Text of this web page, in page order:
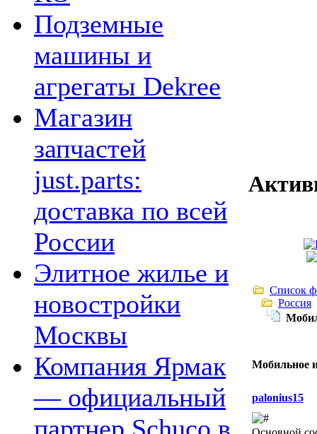
Подземные
машины и
агрегаты Dekree
Магазин
запчастей
just.parts:
доставка по всей
России
Элитное жилье и
новостройки
Москвы
Компания Ярмак
— официальный
Список
Россия
Мобильное
palonius15